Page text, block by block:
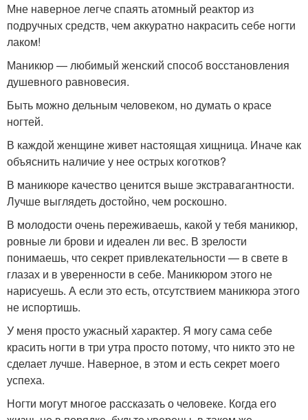
Мне наверное легче спаять атомный реактор из
подручных средств, чем аккуратно накрасить себе ногти
лаком!
Маникюр — любимый женский способ восстановления
душевного равновесия.
Быть можно дельным человеком, но думать о красе
ногтей.
В каждой женщине живет настоящая хищница. Иначе как
объяснить наличие у нее острых коготков?
В маникюре качество ценится выше экстравагантности.
Лучше выглядеть достойно, чем роскошно.
В молодости очень переживаешь, какой у тебя маникюр,
ровные ли брови и идеален ли вес. В зрелости
понимаешь, что секрет привлекательности — в свете в
глазах и в уверенности в себе. Маникюром этого не
нарисуешь. А если это есть, отсутствием маникюра этого
не испортишь.
У меня просто ужасный характер. Я могу сама себе
красить ногти в три утра просто потому, что никто это не
сделает лучше. Наверное, в этом и есть секрет моего
успеха.
Ногти могут многое рассказать о человеке. Когда его